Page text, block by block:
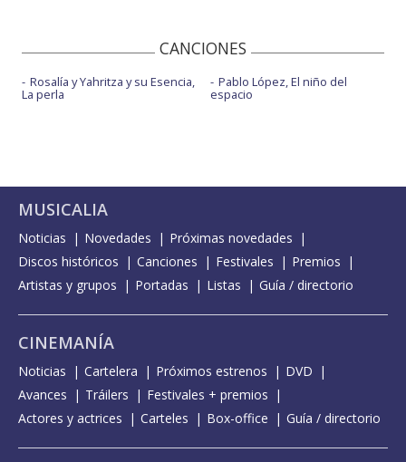
CANCIONES
Rosalía y Yahritza y su Esencia,
La perla
Pablo López, El niño del
espacio
MUSICALIA
Noticias Novedades
Próximas novedades
Discos históricos
Canciones Festivales
Premios
Artistas y grupos
Portadas Listas Guía / directorio
CINEMANÍA
Noticias Cartelera Próximos estrenos
DVD
Avances
Tráilers
Festivales + premios
Actores y actrices
Carteles Box-office Guía / directorio